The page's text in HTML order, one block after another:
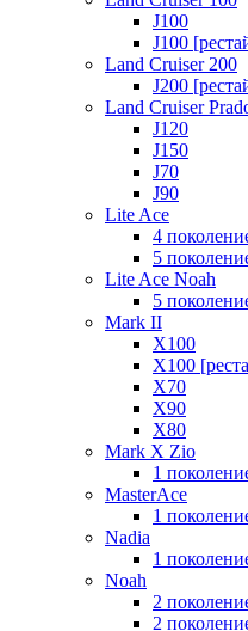
J100
J100
Land Cruiser 200
J200
Land Cruiser
J120
J150
J70
J90
Lite Ace
4
5
Lite Ace Noah
5
Mark II
X100
X100
X70
X90
Х80
Mark X Zio
1
MasterAce
1
Nadia
1
Noah
2
2